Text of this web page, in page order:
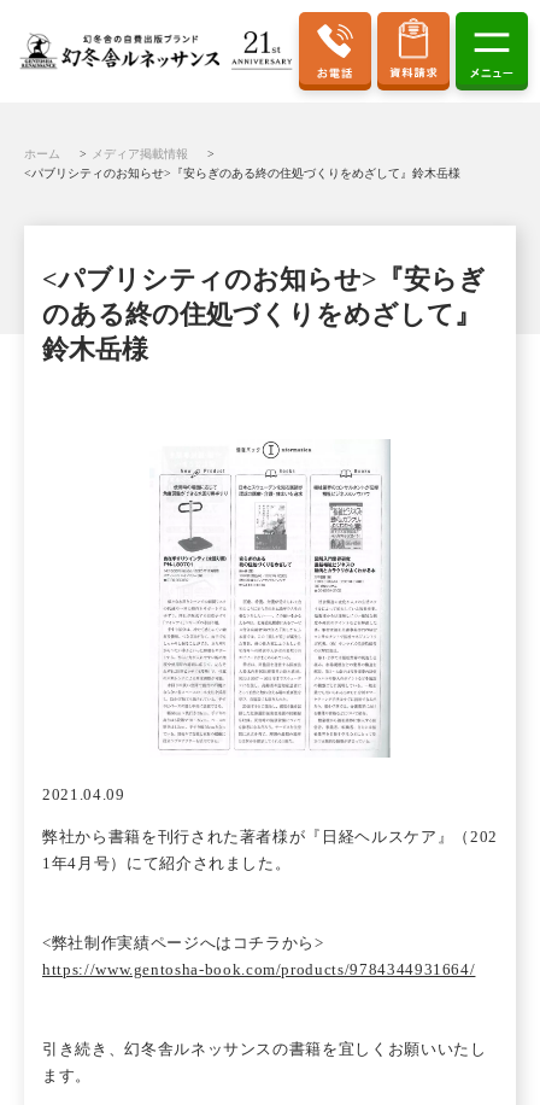
ホーム
メディア掲載情報
<パブリシティのお知らせ>『安らぎのある終の住処づくりをめざして』鈴木岳様
<パブリシティのお知らせ>『安らぎ
のある終の住処づくりをめざして』
鈴木岳様
2021.04.09
弊社から書籍を刊行された著者様が『日経ヘルスケア』（202
1年4月号）にて紹介されました。
<弊社制作実績ページへはコチラから>
https://www.gentosha-book.com/products/9784344931664/
引き続き、幻冬舎ルネッサンスの書籍を宜しくお願いいたし
ます。